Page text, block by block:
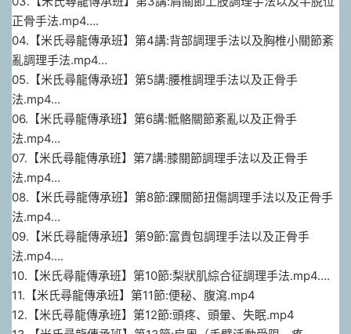
正骨手法.mp4….
04.【米氏尋龍傳承班】第4講:背部調理手法以及胸椎小關節紊
亂調理手法.mp4…
05.【米氐尋龍傳承班】第5講:腰椎調理手法以及正骨手
法.mp4…
06.【米氏尋龍傳承班】第6講:骶骼關節紊亂以及正骨手
法.mp4…
07.【米氏尋龍傳承班】第7講:膝關節調理手法以及正骨手
法.mp4…
08.【米氏尋龍傳承班】第8節:踝關節扭傷調理手法以及正骨手
法.mp4…
09.【米氏尋龍傳承班】第9節:富貴包調理手法以及正骨手
法.mp4….
10.【米氏尋龍傳承班】第10節:梨狀肌綜合征調理手法.mp4….
11.【米氏尋龍傳承班】第11節:便秘、腹瀉.mp4
12.【米氏尋龍傳承班】第12節:頭疼、頭暈、失眠.mp4